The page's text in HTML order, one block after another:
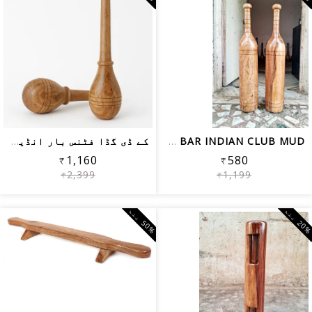
KD MUGDAR FITNESS BAR INDIAN CLUB MUD...
₹580
₹1,199
کے ڈی گڈا فٹنس بار انڈین کلب بھیم میس...
₹1,160
₹2,399
0
%
ب
ن
5
0
%
ب
ن
د